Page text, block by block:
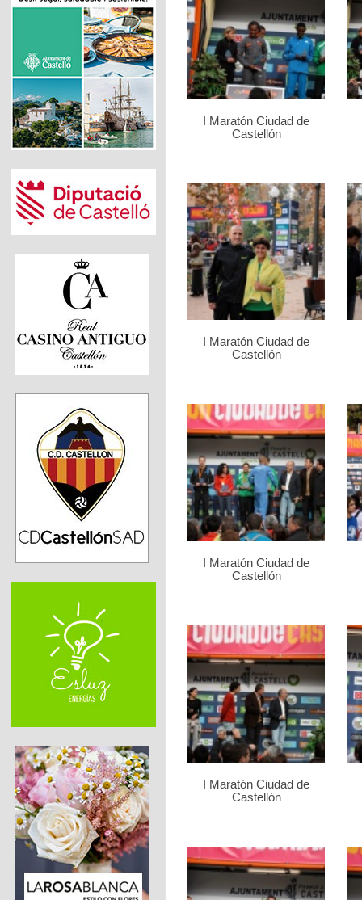
I Maratón Ciudad de
Castellón
I Maratón Ciudad de
Castellón
I Maratón Ciudad de
Castellón
I Maratón Ciudad de
Castellón